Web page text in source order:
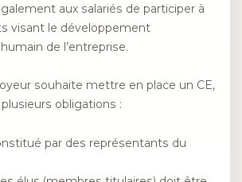
aux salariés de participer à
visant le développement
de l’entreprise.
souhaite mettre en place un CE,
obligations :
par des représentants du